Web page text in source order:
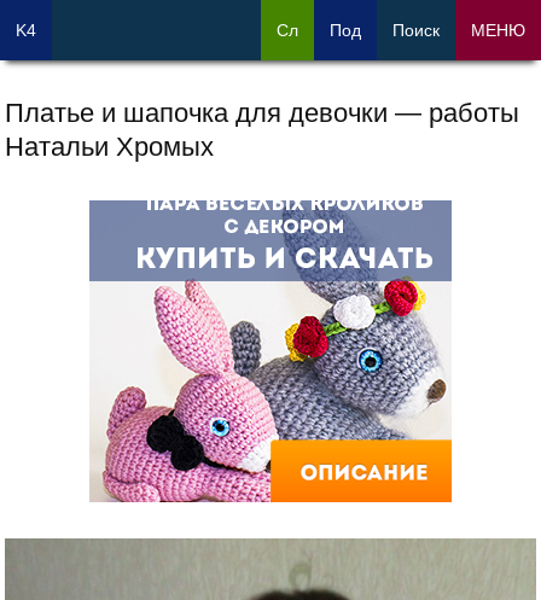
Платье и шапочка для девочки — работы
Натальи Хромых
K4 Сл Под Поиск МЕНЮ